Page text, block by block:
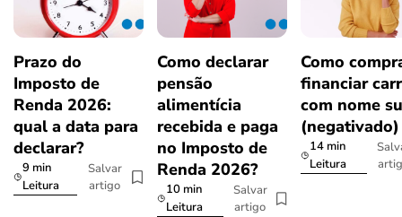
Prazo do
Imposto de
Renda 2026:
qual a data para
declarar?
9 min
Leitura
Salvar
artigo
Como declarar
pensão
alimentícia
recebida e paga
no Imposto de
Renda 2026?
10 min
Leitura
Salvar
artigo
Como
financiar
com nome
(negativado)
14 min
Leitura